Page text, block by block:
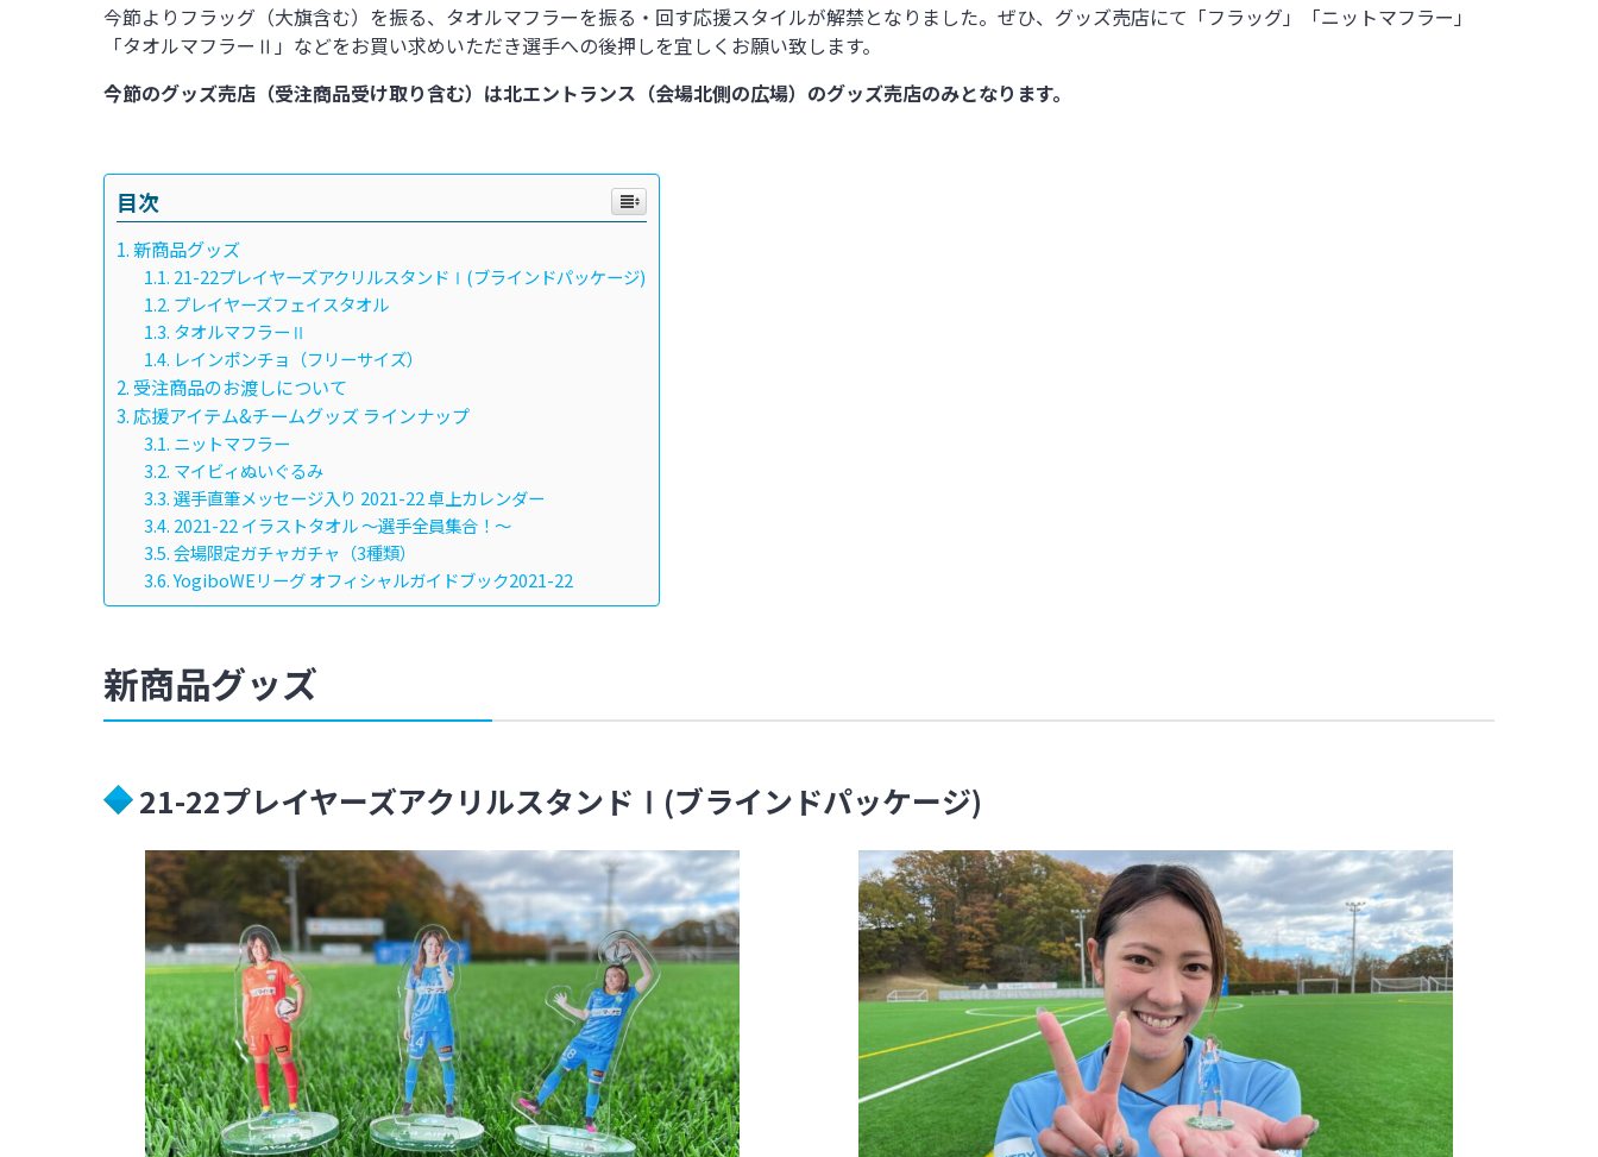
今節よりフラッグ（大旗含む）を振る、タオルマフラーを振る・回す応援スタイルが解禁となりました。 ぜひ、グッズ売店にて「フラッグ」「ニットマフラー」
「タオルマフラーⅡ」などをお買い求めいただき選手への後押しを宜しくお願い致します。
今節のグッズ売店（受注商品受け取り含む）は北エントランス（会場北側の広場）のグッズ売店のみとなります。
目次
新商品グッズ
21-22プレイヤーズアクリルスタンドⅠ(ブラインドパッケージ)
プレイヤーズフェイスタオル
タオルマフラーⅡ
レインポンチョ（フリーサイズ）
受注商品のお渡しについて
応援アイテム&チームグッズ ラインナップ
ニットマフラー
マイビィぬいぐるみ
選手直筆メッセージ入り 2021-22 卓上カレンダー
2021-22 イラストタオル ～選手全員集合！～
会場限定ガチャガチャ（3種類）
YogiboWEリーグ オフィシャルガイドブック2021-22
新商品グッズ
21-22プレイヤーズアクリルスタンドⅠ(ブラインドパッケージ)